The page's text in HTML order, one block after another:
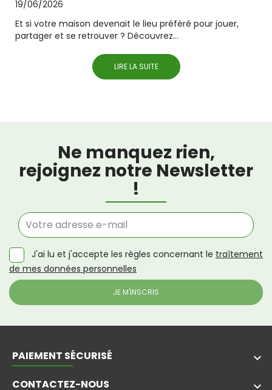
19/06/2026
Et si votre maison devenait le lieu préféré pour jouer,
partager et se retrouver ? Découvrez...
LIRE LA SUITE
Ne manquez rien,
rejoignez notre Newsletter
!
J'ai lu et j'accepte les règles concernant le traîtement
de mes données personnelles
PAIEMENT SÉCURISÉ keyboard_arrow_down
CONTACTEZ-NOUS keyboard_arrow_down